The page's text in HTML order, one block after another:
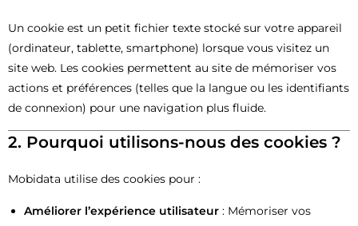
Un cookie est un petit fichier texte stocké sur votre appareil
(ordinateur, tablette, smartphone) lorsque vous visitez un
site web. Les cookies permettent au site de mémoriser vos
actions et préférences (telles que la langue ou les identifiants
de connexion) pour une navigation plus fluide.
2. Pourquoi utilisons-nous des cookies ?
Mobidata utilise des cookies pour :
Améliorer l’expérience utilisateur : Mémoriser vos